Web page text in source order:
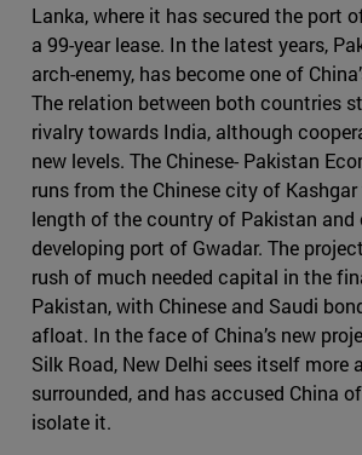
Lanka, where it has secured the port
a 99-year lease. In the latest years,
arch-enemy, has become one of
The relation between both countries
rivalry towards India, although
new levels. The Chinese- Pakistan
runs from the Chinese city of
length of the country of Pakistan and
developing port of Gwadar. The
rush of much needed capital in the
Pakistan, with Chinese and Saudi
afloat. In the face of China’s new
Silk Road, New Delhi sees itself more
surrounded, and has accused China
isolate it.